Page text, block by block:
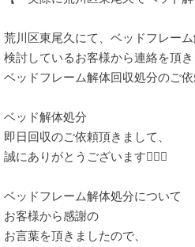
荒川区東尾久にて、ベッドフレー
検討しているお客様から連絡を頂き
ベッドフレーム解体回収処分のご依
ベッド解体処分
即日回収のご依頼頂きまして、
誠にありがとうございます🙇🏻‍♂️
ベッドフレーム解体処分について
お客様から感謝の
お言葉を頂きましたので、